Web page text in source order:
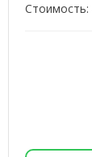
Стоимость: